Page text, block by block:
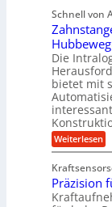
l
i
k
i
m
V
e
r
g
e
c
b
i
g
e
K
u
g
e
l
g
e
w
i
e
r
t
U
m
s
a
t
u
n
e
h
r
A
r
b
e
i
t
s
l
o
s
Schnell von
Die
bietet mit
Weiterlesen:
Z
h
n
s
Präzision